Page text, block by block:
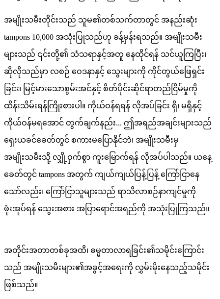
အမျိုးသမီးတိုင်းသည် သူမ၏တစ်သက်တာတွင် အနည်းဆုံး
tampons 10,000 အသုံးပြုသည်ဟု ခန့်မှန်းရသည်။ အမျိုးသမီး
များသည် ၎င်းတို့၏ သံသရာနှင့်အတူ နေထိုင်ရန် သင်ယူကြပြီး၊
ဆိုလိုသည်မှာ လစဉ် ဝေဒနာနှင့် သွေးများကို ကိုင်တွယ်ဖြေရှင်း
ခြင်း၊ မြင့်မားသောစွမ်းအင်နှင့် စိတ်ပိုင်းဆိုင်ရာတည်ငြိမ်မှုကို
ထိန်းသိမ်းရန်ကြိုးစားပါ။ ကိုယ်ဝန်ရရန် လိုအပ်ခြင်း ရှိ၊ မရှိနှင့်
ကိုယ်ဝန်မရအောင် တွက်ချက်နည်း... ဤအရည်အချင်းများသည်
ရှေးယခင်ခေတ်တွင် စကားမပြောနိုင်ဘဲ၊ အမျိုးသမီးမှ
အမျိုးသမီးသို့ လျှို့ဝှက်စွာ ကူးမြောက်ရန် လိုအပ်ပါသည်။ ယနေ့
ခေတ်တွင် tampons အတွက် ကျယ်ကျယ်ပြန့်ပြန့် ကြော်ငြာနေ
သော်လည်း၊ ကြော်ငြာသူများသည် ရာသီလာစဉ်နာကျင်မှုကို
ဖုံးအုပ်ရန် သွေးအစား အပြာရောင်အရည်ကို အသုံးပြုကြသည်။
အတိုင်းအတာတစ်ခုအထိ၊ ဓမ္မတာလာရခြင်း၏သမိုင်းကြောင်း
သည် အမျိုးသမီးများ၏အခွင့်အရေးကို လွှမ်းမိုးနေသည့်သမိုင်း
ဖြစ်သည်။